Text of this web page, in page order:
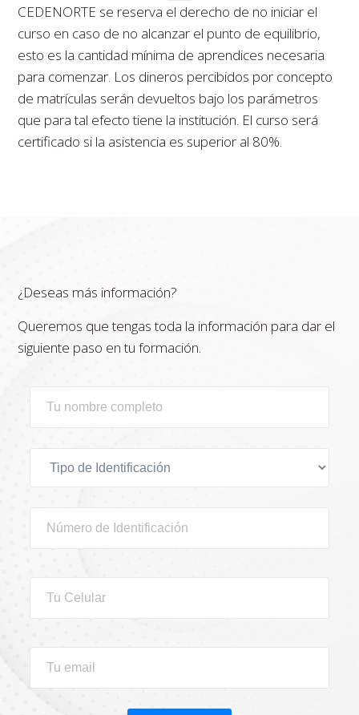
CEDENORTE se reserva el derecho de no iniciar el
curso en caso de no alcanzar el punto de equilibrio,
esto es la cantidad mínima de aprendices necesaria
para comenzar. Los dineros percibidos por concepto
de matrículas serán devueltos bajo los parámetros
que para tal efecto tiene la institución. El curso será
certificado si la asistencia es superior al 80%.
¿Deseas más información?
Queremos que tengas toda la información para dar el
siguiente paso en tu formación.